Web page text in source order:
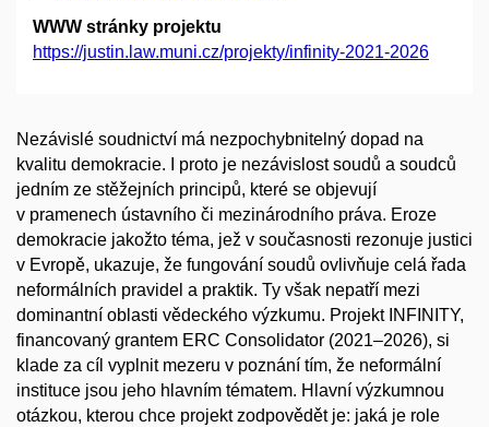
WWW stránky projektu
https://justin.law.muni.cz/projekty/infinity-2021-2026
Nezávislé soudnictví má nezpochybnitelný dopad na
kvalitu demokracie. I proto je nezávislost soudů a soudců
jedním ze stěžejních principů, které se objevují
v pramenech ústavního či mezinárodního práva. Eroze
demokracie jakožto téma, jež v současnosti rezonuje justici
v Evropě, ukazuje, že fungování soudů ovlivňuje celá řada
neformálních pravidel a praktik. Ty však nepatří mezi
dominantní oblasti vědeckého výzkumu. Projekt INFINITY,
financovaný grantem ERC Consolidator (2021–2026), si
klade za cíl vyplnit mezeru v poznání tím, že neformální
instituce jsou jeho hlavním tématem. Hlavní výzkumnou
otázkou, kterou chce projekt zodpovědět je: jaká je role